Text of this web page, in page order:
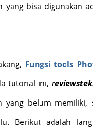
bisa digunakan
Fungsi tools
tutorial ini,
yang belum
Berikut adalah